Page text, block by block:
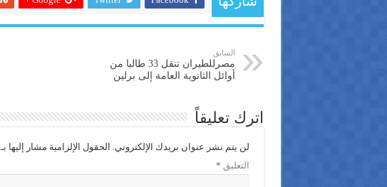
السابق
مصرللطيران تنقل 33 طالبا من
أوائل الثانوية العامة إلى برلين
اترك تعليقاً
لن يتم نشر عنوان بريدك الإلكتروني. الحقول الإلزامية مشار إليها بـ
التعليق *